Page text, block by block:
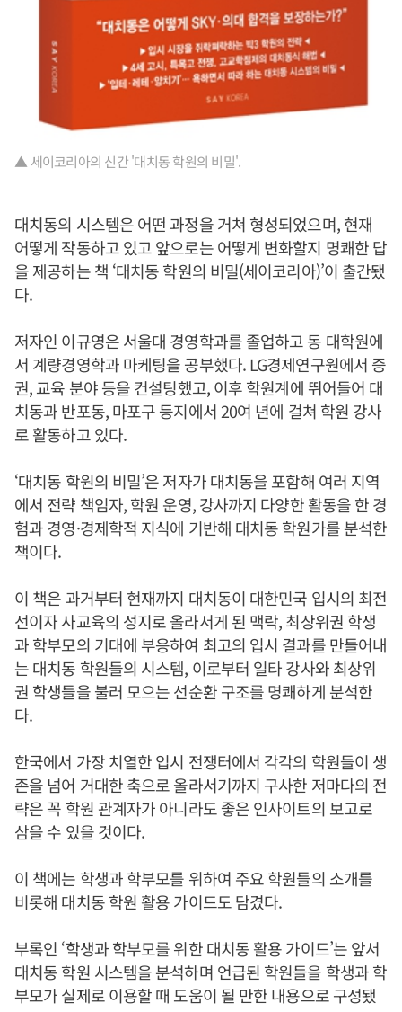
▲ 세이코리아의 신간 '대치동 학원의 비밀'.
대치동의 시스템은 어떤 과정을 거쳐 형성되었으며, 현재
어떻게 작동하고 있고 앞으로는 어떻게 변화할지 명쾌한 답
을 제공하는 책 ‘대치동 학원의 비밀(세이코리아)’이 출간됐
다.
저자인 이규영은 서울대 경영학과를 졸업하고 동 대학원에
서 계량경영학과 마케팅을 공부했다. LG경제연구원에서 증
권, 교육 분야 등을 컨설팅했고, 이후 학원계에 뛰어들어 대
치동과 반포동, 마포구 등지에서 20여 년에 걸쳐 학원 강사
로 활동하고 있다.
‘대치동 학원의 비밀’은 저자가 대치동을 포함해 여러 지역
에서 전략 책임자, 학원 운영, 강사까지 다양한 활동을 한 경
험과 경영·경제학적 지식에 기반해 대치동 학원가를 분석한
책이다.
이 책은 과거부터 현재까지 대치동이 대한민국 입시의 최전
선이자 사교육의 성지로 올라서게 된 맥락, 최상위권 학생
과 학부모의 기대에 부응하여 최고의 입시 결과를 만들어내
는 대치동 학원들의 시스템, 이로부터 일타 강사와 최상위
권 학생들을 불러 모으는 선순환 구조를 명쾌하게 분석한
다.
한국에서 가장 치열한 입시 전쟁터에서 각각의 학원들이 생
존을 넘어 거대한 축으로 올라서기까지 구사한 저마다의 전
략은 꼭 학원 관계자가 아니라도 좋은 인사이트의 보고로
삼을 수 있을 것이다.
이 책에는 학생과 학부모를 위하여 주요 학원들의 소개를
비롯해 대치동 학원 활용 가이드도 담겼다.
부록인 ‘학생과 학부모를 위한 대치동 활용 가이드’는 앞서
대치동 학원 시스템을 분석하며 언급된 학원들을 학생과 학
부모가 실제로 이용할 때 도움이 될 만한 내용으로 구성됐